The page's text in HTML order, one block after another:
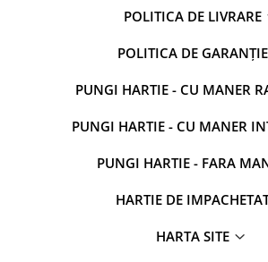
POLITICA DE LIVRARE
POLITICA DE GARANȚIE
PUNGI HARTIE - CU MANER
PUNGI HARTIE - CU MANER
PUNGI HARTIE - FARA
HARTIE DE
HARTA SITE